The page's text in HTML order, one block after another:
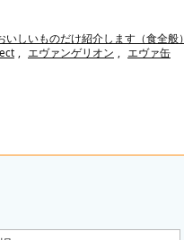
いしいものだけ紹介します（食全般）
, エヴァンゲリオン , エヴァ缶